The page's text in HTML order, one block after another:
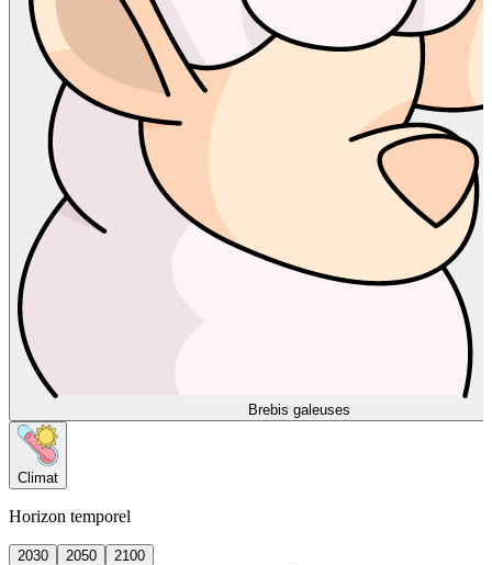
Brebis galeuses
Climat
Horizon temporel
2030 2050
2100